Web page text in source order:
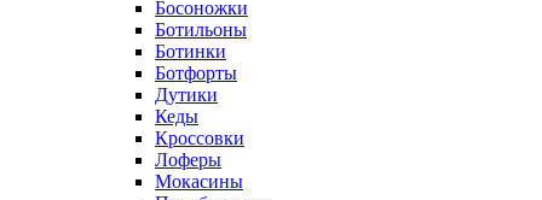
Босоножки
Ботильоны
Ботинки
Ботфорты
Дутики
Кеды
Кроссовки
Лоферы
Мокасины